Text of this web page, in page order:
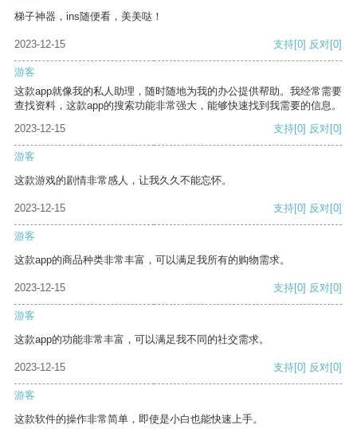
梯子神器，ins随便看，美美哒！
2023-12-15 支持[0] 反对[0]
游客
这款app就像我的私人助理，随时随地为我的办公提供帮助。我经常需要
查找资料，这款app的搜索功能非常强大，能够快速找到我需要的信息。
2023-12-15
支持[0] 反对[0]
游客
这款游戏的剧情非常感人，让我久久不能忘怀。
2023-12-15 支持[0] 反对[0]
游客
这款app的商品种类非常丰富，可以满足我所有的购物需求。
2023-12-15 支持[0] 反对[0]
游客
这款app的功能非常丰富，可以满足我不同的社交需求。
2023-12-15 支持[0] 反对[0]
游客
这款软件的操作非常简单，即使是小白也能快速上手。